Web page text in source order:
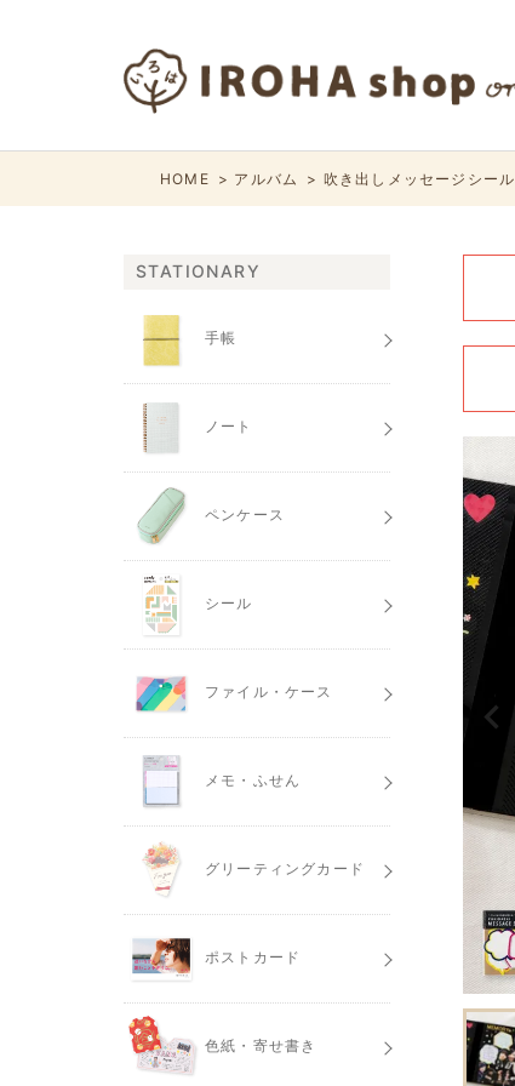
HOME アルバム 吹き出しメッセージシール
STATIONARY
手帳
ノート
ペンケース
シール
ファイル・ケース
メモ・ふせん
グリーティングカード
ポストカード
色紙・寄せ書き